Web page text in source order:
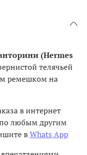
(Hermes
телячьей
ремешком на
в интернет
любым другим
вWhats App